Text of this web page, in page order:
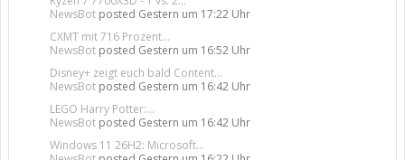
NewsBot posted Gestern um 17:22 Uhr
CXMT mit 716 Prozent...
NewsBot posted Gestern um 16:52 Uhr
Disney+ zeigt euch bald Content...
NewsBot posted Gestern um 16:42 Uhr
LEGO Harry Potter:...
NewsBot posted Gestern um 16:42 Uhr
Windows 11 26H2: Microsoft...